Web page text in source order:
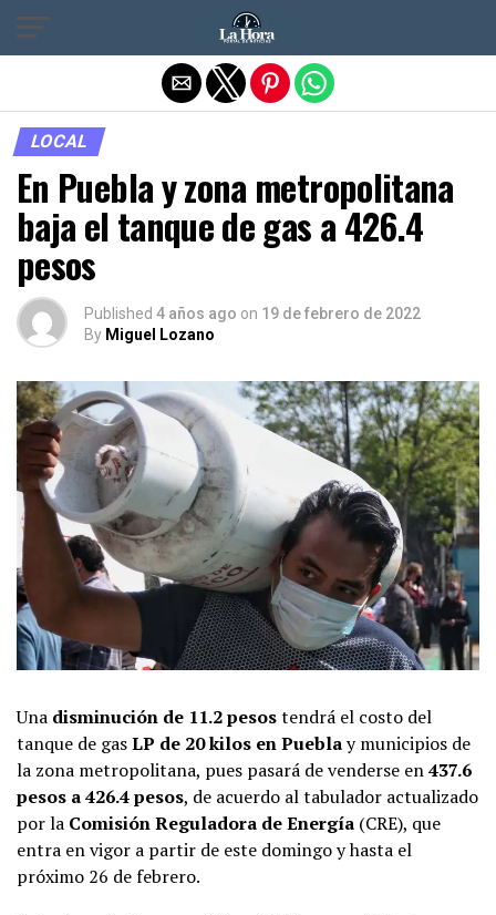
LOCAL
En Puebla y zona metropolitana
baja el tanque de gas a 426.4
pesos
Published 4 años ago on 19 de febrero de 2022
By Miguel Lozano
Una disminución de 11.2 pesostendrá el costo del
tanque de gasLP de 20 kilos en Pueblay municipios de
la zona metropolitana, pues pasará de venderse en437.6
pesos a 426.4 pesos, de acuerdo al tabulador actualizado
por la Comisión Reguladora de Energía (CRE), que
entra en vigor a partir de este domingo y hasta el
próximo 26 de febrero.
Salir de la versión móvil